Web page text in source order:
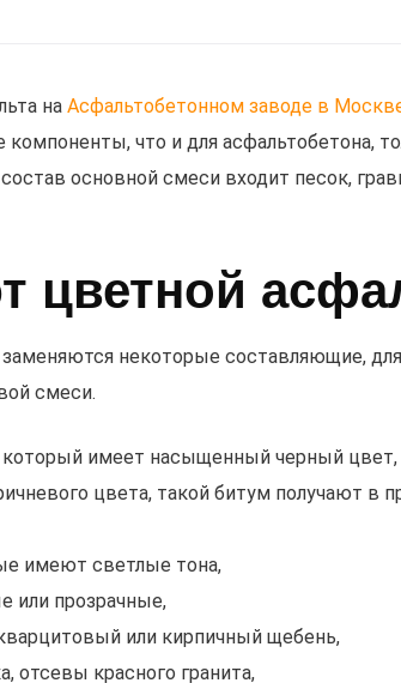
на Асфальтобетонном заводе в
что и для асфальтобетона,
основной смеси входит песок,
цветной
заменяются некоторые составляющие,
смеси.
имеет насыщенный черный цвет,
цвета, такой битум получают в
имеют светлые тона,
или прозрачные,
или кирпичный щебень,
отсевы красного гранита,